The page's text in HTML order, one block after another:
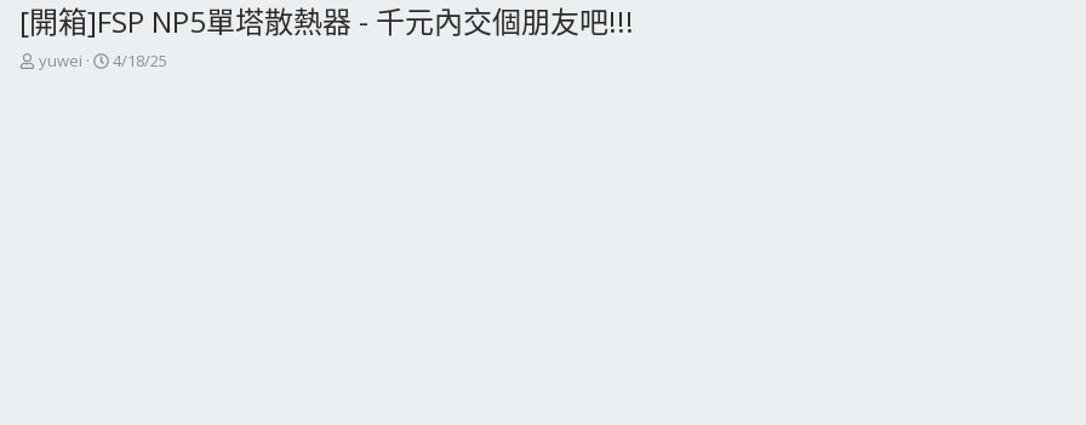
[開箱]FSP NP5單塔散熱器 - 千元內交個朋友吧!!!
主
yuwei
開
4/18/25